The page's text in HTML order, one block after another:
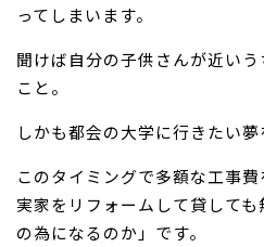
ってしまいます。
聞けば自分の子供さんが近い
こと。
しかも都会の大学に行きたい夢
このタイミングで多額な工事費
実家をリフォームして貸して
の為になるのか」です。